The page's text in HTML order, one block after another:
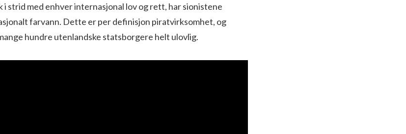
i strid med enhver internasjonal lov og rett, har sionistene
farvann. Dette er per definisjon piratvirksomhet, og
hundre utenlandske statsborgere helt ulovlig.